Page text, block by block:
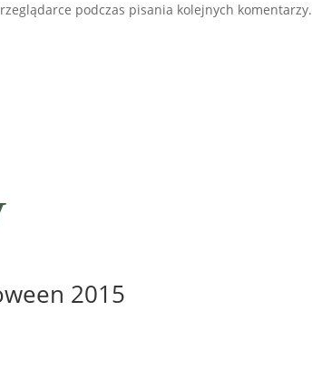
podczas pisania kolejnych komentarzy.
2015